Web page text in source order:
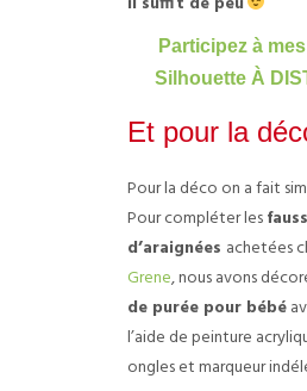
Participez à
Silhouette À
Et pour la
Pour la déco on a fait
Pour compléter les
d’araignées achetées
Grene, nous avons
de purée pour bébé
l’aide de peinture
ongles et marqueur